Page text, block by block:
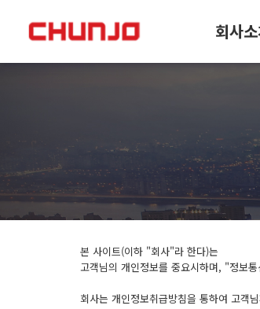
회사
본 사이트(이하 "회사"라 한다)는
고객님의 개인정보를 중요시하며, "정보
회사는 개인정보취급방침을 통하여 고객